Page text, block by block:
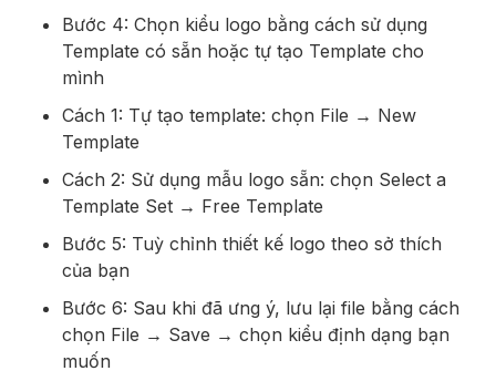
Bước 4: Chọn kiểu logo bằng cách sử dụng
Template có sẵn hoặc tự tạo Template cho
mình
Cách 1: Tự tạo template: chọn File → New
Template
Cách 2: Sử dụng mẫu logo sẵn: chọn Select a
Template Set → Free Template
Bước 5: Tuỳ chỉnh thiết kế logo theo sở thích
của bạn
Bước 6: Sau khi đã ưng ý, lưu lại file bằng cách
chọn File → Save → chọn kiểu định dạng bạn
muốn